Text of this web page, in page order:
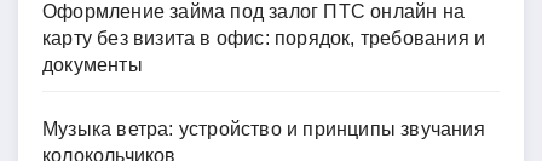
Оформление займа под залог ПТС онлайн на
карту без визита в офис: порядок, требования и
документы
Музыка ветра: устройство и принципы звучания
колокольчиков